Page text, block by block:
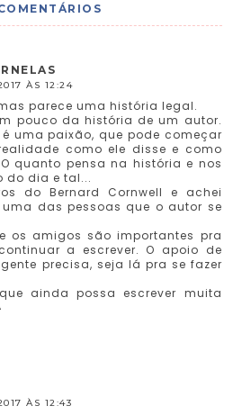
ÀS 12:24
parece uma história legal.
pouco da história de um autor.
é uma paixão, que pode começar
como ele disse e como
quanto pensa na história e nos
do dia e tal...
do Bernard Cornwell e achei
das pessoas que o autor se
os amigos são importantes pra
a escrever. O apoio de
precisa, seja lá pra se fazer
ainda possa escrever muita
ÀS 12:43